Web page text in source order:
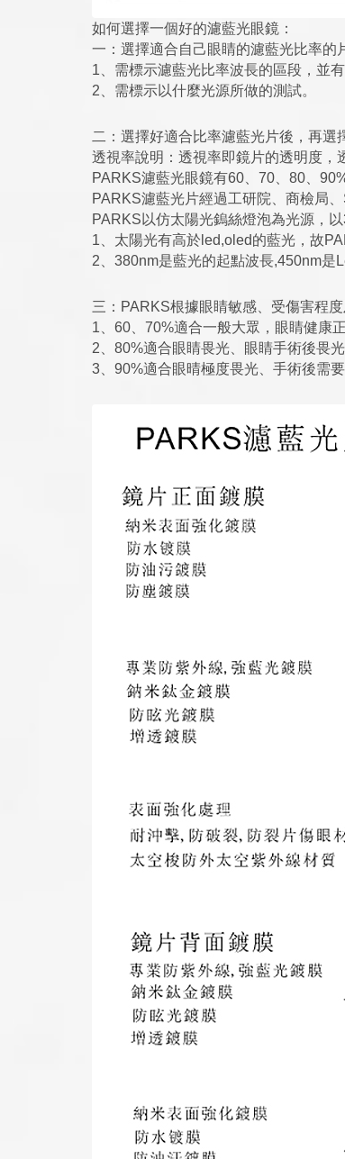
如何選擇一個好的濾藍光眼鏡：
一：選擇適合自己眼睛的濾藍光比率的
1、需標示濾藍光比率波長的區段，並
2、需標示以什麼光源所做的測試。
二：選擇好適合比率濾藍光片後，再選
透視率說明：透視率即鏡片的透明度，
PARKS濾藍光眼鏡有60、70、80、
PARKS濾藍光片經過工研院、商檢局
PARKS以仿太陽光鎢絲燈泡為光源，
1、太陽光有高於led,oled的藍光，故
2、380nm是藍光的起點波長,450nm是
三：PARKS根據眼睛敏感、受傷害程
1、60、70%適合一般大眾，眼睛健康正
2、80%適合眼睛畏光、眼睛手術後畏
3、90%適合眼晴極度畏光、手術後需